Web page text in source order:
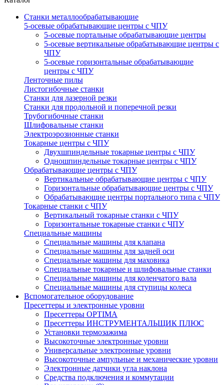
Станки металлообрабатывающие
5-осевые обрабатывающие центры с ЧПУ
5-осевые портальные обрабатывающие центры
5-осевые вертикальные обрабатывающие центры с
ЧПУ
5-осевые горизонтальные обрабатывающие
центры с ЧПУ
Ленточные пилы
Листогибочные станки
Станки для лазерной резки
Станки для продольной и поперечной резки
Трубогибочные станки
Шлифовальные станки
Электроэрозионные станки
Токарные центры с ЧПУ
Двухшпиндельные токарные центры с ЧПУ
Одношпиндельные токарные центры с ЧПУ
Обрабатывающие центры с ЧПУ
Вертикальные обрабатывающие центры с ЧПУ
Горизонтальные обрабатывающие центры с ЧПУ
Обрабатывающие центры портального типа с ЧПУ
Токарные станки с ЧПУ
Вертикальный токарные станки с ЧПУ
Горизонтальные токарные станки с ЧПУ
Специальные машины
Специальные машины для клапана
Специальные машины для задней оси
Специальные машины для маховика
Специальные токарные и шлифовальные станки
Специальные машины для коленчатого вала
Специальные машины для ступицы колеса
Вспомогательное оборудование
Пресеттеры и электронные уровни
Пресеттеры OPTIMA
Пресеттеры ИНСТРУМЕНТАЛЬЩИК ПЛЮС
Установки термозажима
Высокоточные электронные уровни
Универсальные электронные уровни
Высокоточные ампульные и механические уровни
Электронные датчики угла наклона
Средства подключения и коммутации